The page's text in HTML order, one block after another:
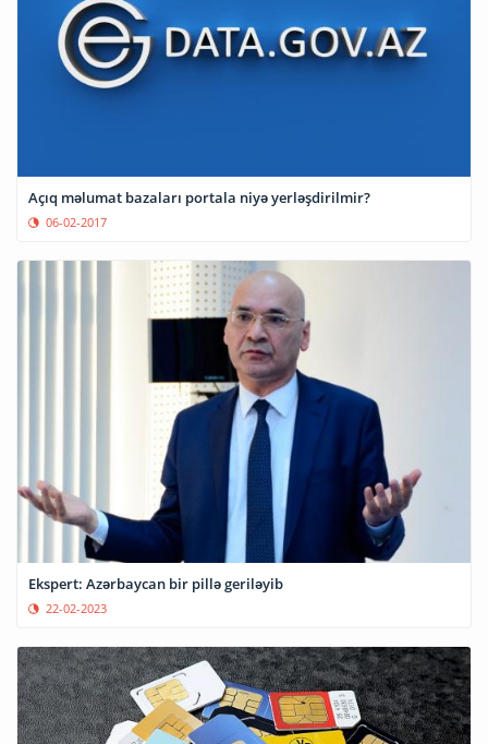
Açıq məlumat bazaları portala niyə yerləşdirilmir?
06-02-2017
Ekspert: Azərbaycan bir pillə geriləyib
22-02-2023